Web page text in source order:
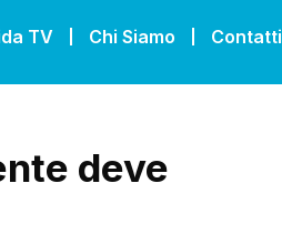
TV Chi Siamo Contatti
deve